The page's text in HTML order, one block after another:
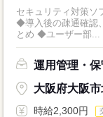
セキュリティ対策
◆導入後の疎通確認
とめ ◆ユーザー部...
運用管理・保
大阪府大阪市
時給2,300円